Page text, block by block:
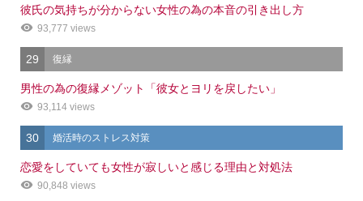
彼氏の気持ちが分からない女性の為の本音の引き出し方
93,777 views
29 復縁
男性の為の復縁メゾット「彼女とヨリを戻したい」
93,114 views
30 婚活時のストレス対策
恋愛をしていても女性が寂しいと感じる理由と対処法
90,848 views